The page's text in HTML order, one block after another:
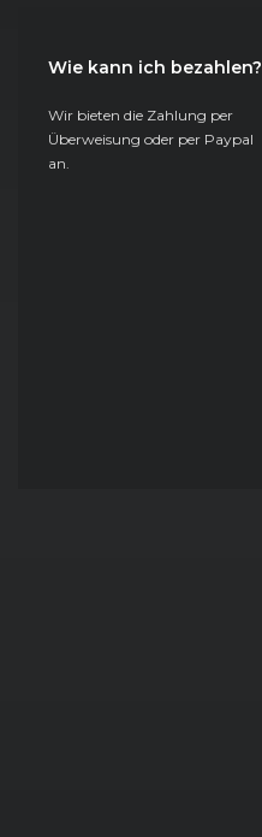
Wie kann ich bezahlen?
Wir bieten die Zahlung per
Überweisung oder per Paypal
an.